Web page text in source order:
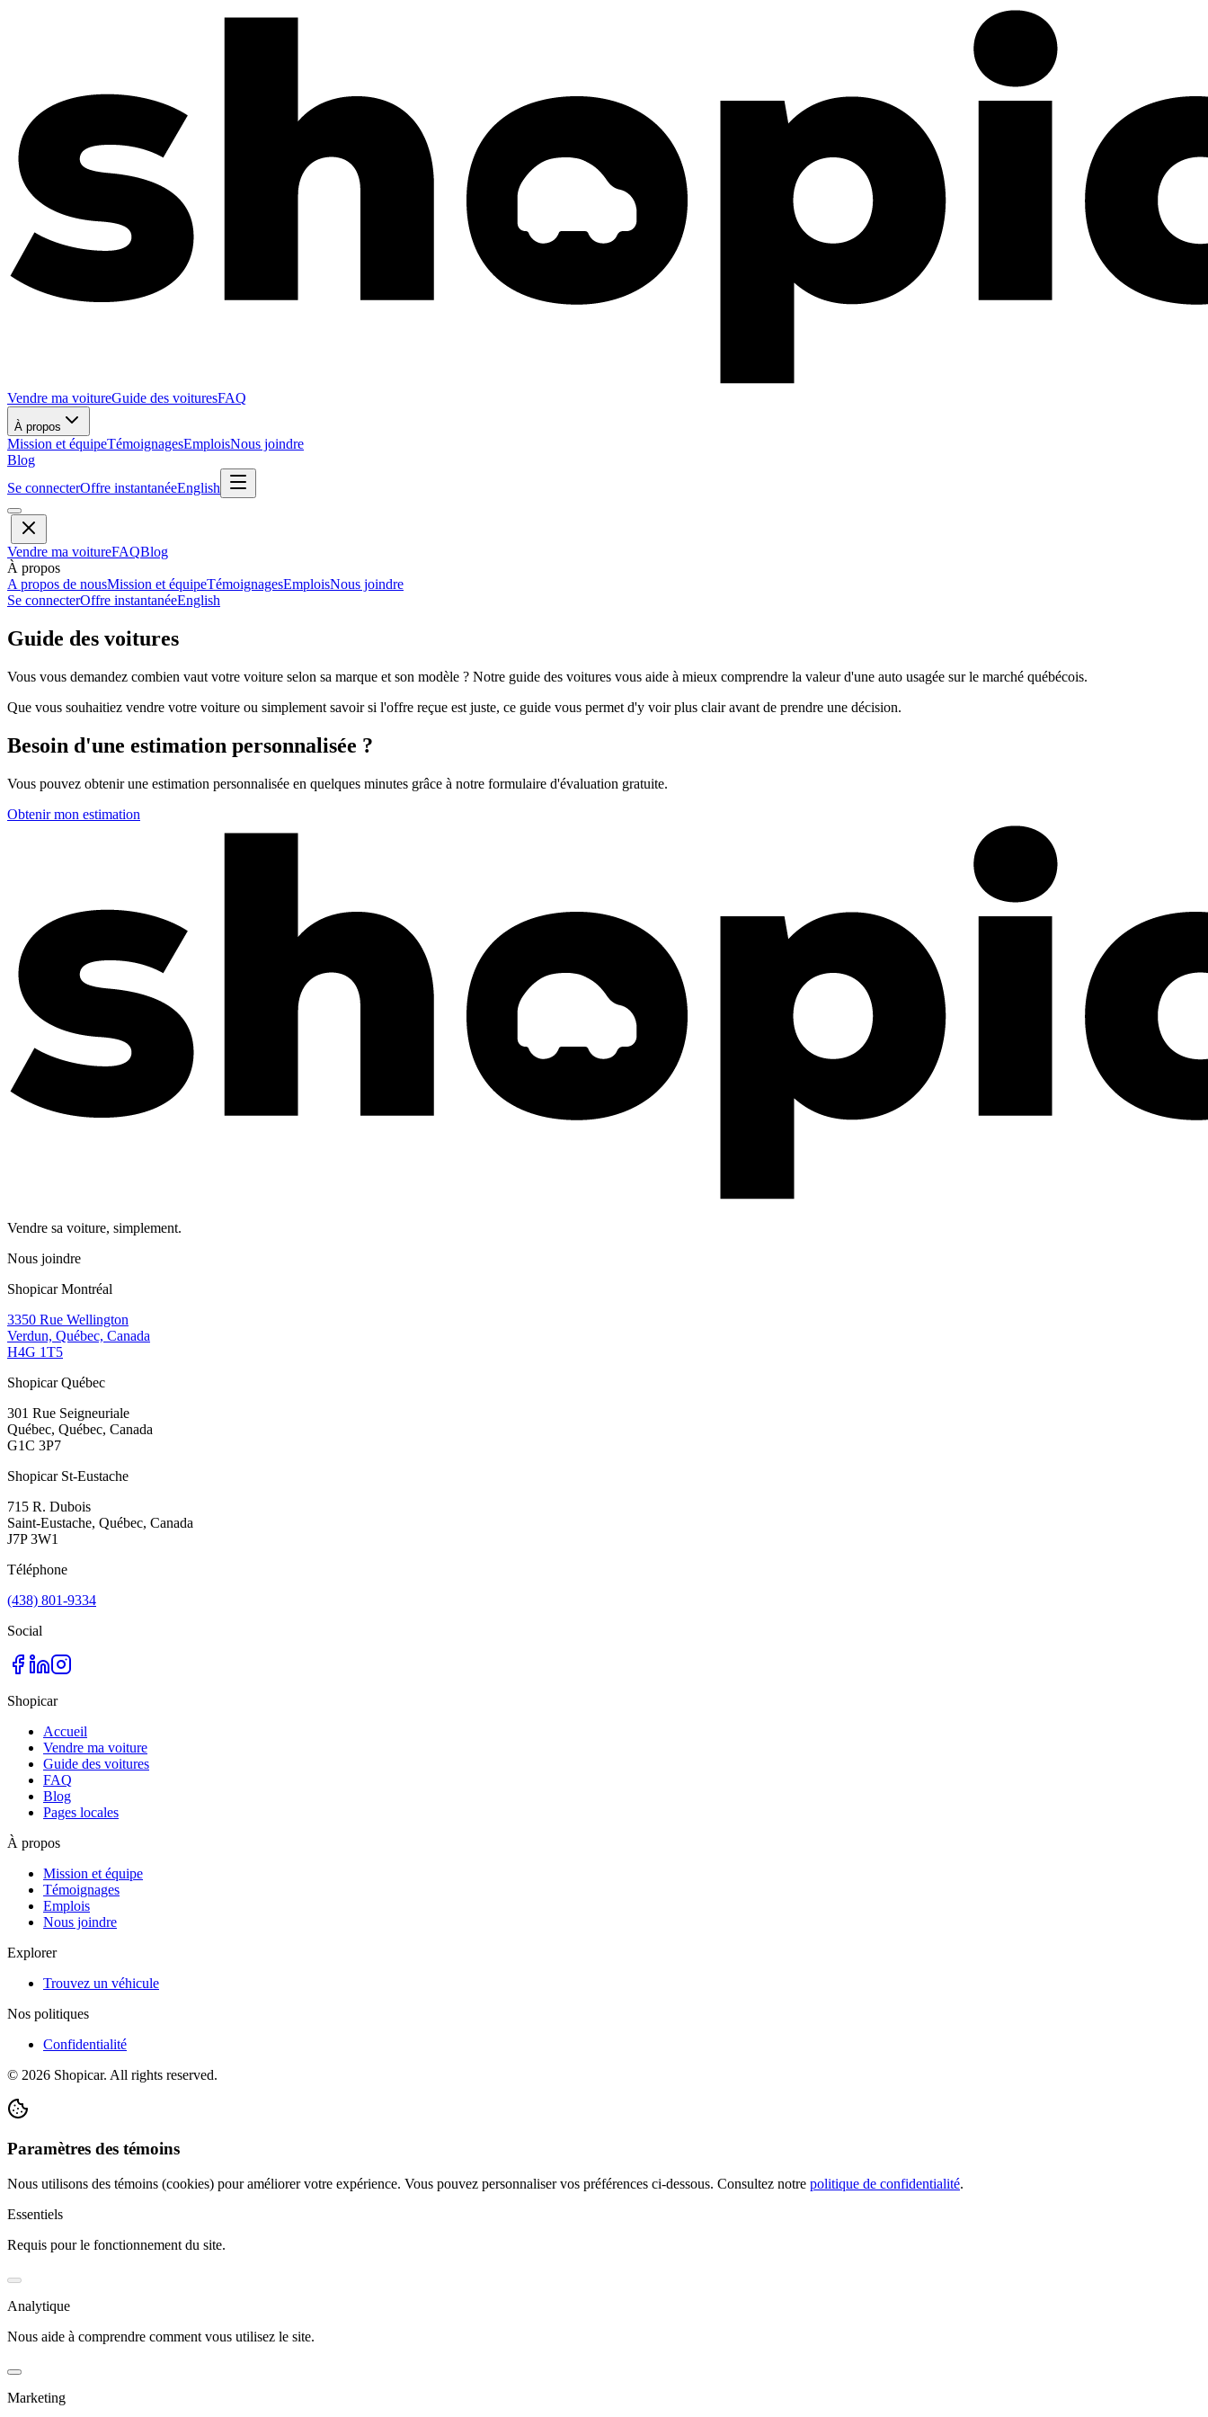
Vendre ma voitureGuide des voituresFAQ
À propos
Mission et équipeTémoignagesEmploisNous joindre
Blog
Se connecterOffre instantanéeEnglish
Vendre ma voitureFAQBlog
À propos
A propos de nousMission et équipeTémoignagesEmploisNous joindre
Se connecterOffre instantanéeEnglish
Guide des voitures
Vous vous demandez combien vaut votre voiture selon sa marque et son modèle ? Notre guide des voitures vous aide à mieux comprendre la valeur d'une auto usagée sur le marché québécois.
Que vous souhaitiez vendre votre voiture ou simplement savoir si l'offre reçue est juste, ce guide vous permet d'y voir plus clair avant de prendre une décision.
Besoin d'une estimation personnalisée ?
Vous pouvez obtenir une estimation personnalisée en quelques minutes grâce à notre formulaire d'évaluation gratuite.
Obtenir mon estimation
Vendre sa voiture, simplement.
Nous joindre
Shopicar Montréal
3350 Rue Wellington
Verdun, Québec, Canada
H4G 1T5
Shopicar Québec
301 Rue Seigneuriale
Québec, Québec, Canada
G1C 3P7
Shopicar St-Eustache
715 R. Dubois
Saint-Eustache, Québec, Canada
J7P 3W1
Téléphone
(438) 801-9334
Social
Shopicar
Accueil
Vendre ma voiture
Guide des voitures
FAQ
Blog
Pages locales
À propos
Mission et équipe
Témoignages
Emplois
Nous joindre
Explorer
Trouvez un véhicule
Nos politiques
Confidentialité
© 2026 Shopicar. All rights reserved.
Paramètres des témoins
Nous utilisons des témoins (cookies) pour améliorer votre expérience. Vous pouvez personnaliser vos préférences ci-dessous. Consultez notre politique de confidentialité.
Essentiels
Requis pour le fonctionnement du site.
Analytique
Nous aide à comprendre comment vous utilisez le site.
Marketing